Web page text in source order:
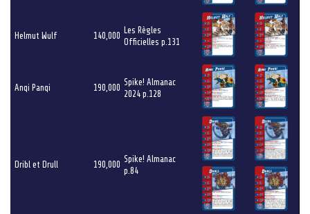
Helmut Wulf 140,000
Les Règles
Officielles p.131
Anqi Panqi 190,000
Spike! Almanac
2024 p.128
Dribl et Drull 190,000
Spike! Almanac
p.84